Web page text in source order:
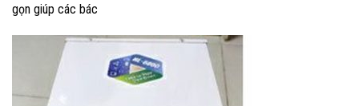
gọn giúp các bác